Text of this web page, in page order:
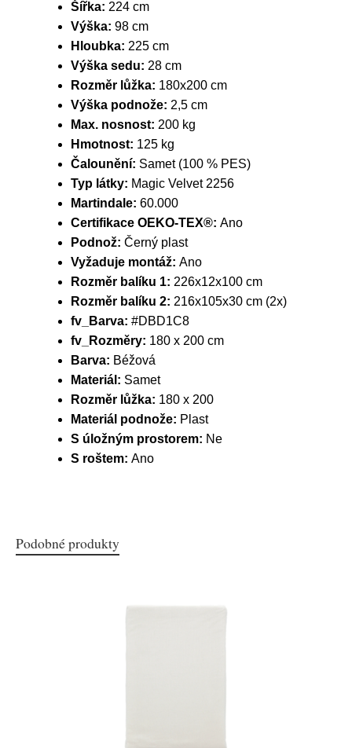
Šířka: 224 cm
Výška: 98 cm
Hloubka: 225 cm
Výška sedu: 28 cm
Rozměr lůžka: 180x200 cm
Výška podnože: 2,5 cm
Max. nosnost: 200 kg
Hmotnost: 125 kg
Čalounění: Samet (100 % PES)
Typ látky: Magic Velvet 2256
Martindale: 60.000
Certifikace OEKO-TEX®: Ano
Podnož: Černý plast
Vyžaduje montáž: Ano
Rozměr balíku 1: 226x12x100 cm
Rozměr balíku 2: 216x105x30 cm (2x)
fv_Barva: #DBD1C8
fv_Rozměry: 180 x 200 cm
Barva: Béžová
Materiál: Samet
Rozměr lůžka: 180 x 200
Materiál podnože: Plast
S úložným prostorem: Ne
S roštem: Ano
Podobné produkty